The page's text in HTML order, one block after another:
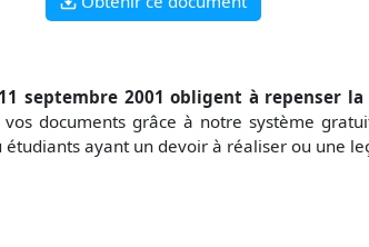
septembre 2001 obligent à repenser la
documents grâce à notre système
ayant un devoir à réaliser ou une